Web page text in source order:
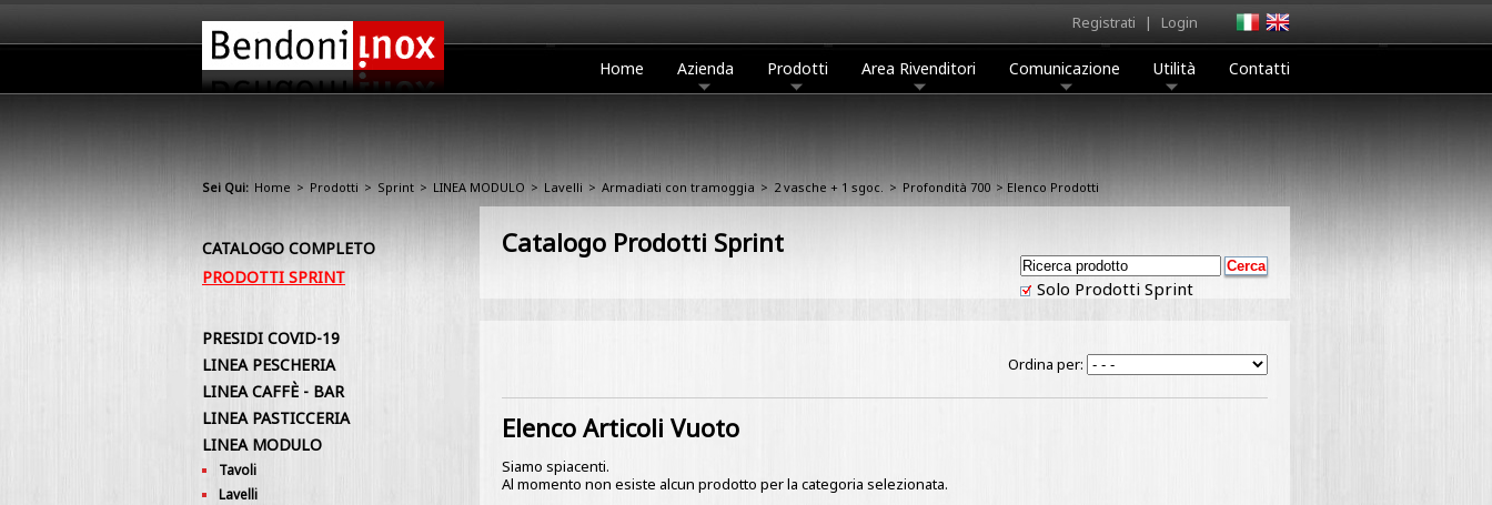
Registrati | Login
Home Azienda Prodotti Area Rivenditori Comunicazione Utilità Contatti
Sei Qui: Home > Prodotti > Sprint > LINEA MODULO > Lavelli > Armadiati con tramoggia > 2 vasche + 1 sgoc. > Profondità 700 > Elenco Prodotti
Catalogo Prodotti Sprint
Solo Prodotti Sprint
Ordina per:
Elenco Articoli Vuoto
Siamo spiacenti.
Al momento non esiste alcun prodotto per la categoria selezionata.
CATALOGO COMPLETO
PRODOTTI SPRINT
PRESIDI COVID-19
LINEA PESCHERIA
LINEA CAFFÈ - BAR
LINEA PASTICCERIA
LINEA MODULO
Tavoli
Lavelli